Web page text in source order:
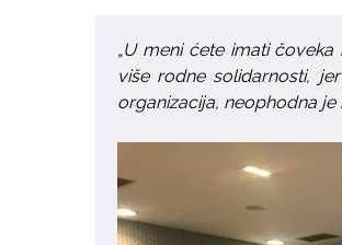
„U meni ćete imati
više rodne solidarnosti,
organizacija, neophodna je